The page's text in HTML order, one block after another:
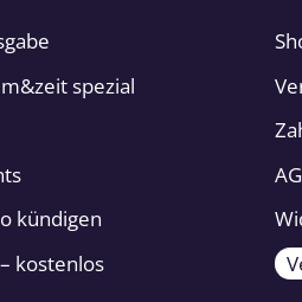
spezial
kündigen
kostenlos